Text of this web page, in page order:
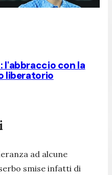
l'abbraccio con la
liberatorio
ad alcune
smise infatti di